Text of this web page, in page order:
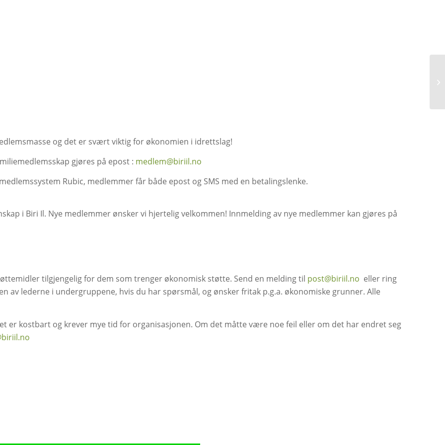
og det er svært viktig for økonomien i idrettslag!
gjøres på epost : medlem@biriil.no
Rubic, medlemmer får både epost og SMS med en betalingslenke.
i Biri Il. Nye medlemmer ønsker vi hjertelig velkommen! Innmelding av nye medlemmer kan gjøres på
tilgjengelig for dem som trenger økonomisk støtte. Send en melding til post@biriil.no eller ring
av lederne i undergruppene, hvis du har spørsmål, og ønsker fritak p.g.a. økonomiske grunner. Alle
er kostbart og krever mye tid for organisasjonen. Om det måtte være noe feil eller om det har endret seg